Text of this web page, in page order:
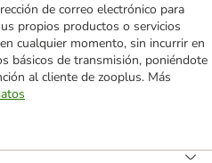
de correo electrónico para
propios productos o servicios
cualquier momento, sin incurrir en
básicos de transmisión, poniéndote
al cliente de zooplus. Más